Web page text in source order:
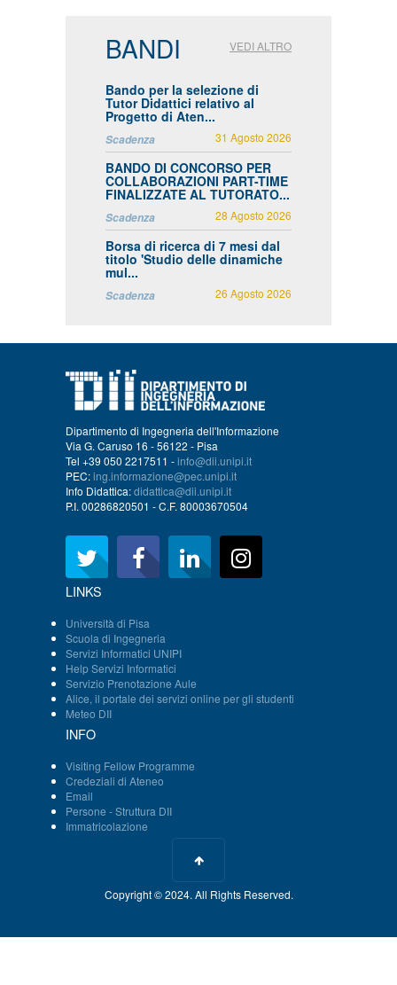
BANDI VEDI ALTRO
Bando per la selezione di
Tutor Didattici relativo al
Progetto di Aten...
Scadenza 31 Agosto 2026
BANDO DI CONCORSO PER
COLLABORAZIONI PART-TIME
FINALIZZATE AL TUTORATO...
Scadenza 28 Agosto 2026
Borsa di ricerca di 7 mesi dal
titolo 'Studio delle dinamiche
mul...
Scadenza 26 Agosto 2026
Dipartimento di Ingegneria dell'Informazione
Via G. Caruso 16 - 56122 - Pisa
Tel +39 050 2217511 -info@dii.unipi.it
PEC:ing.informazione@pec.unipi.it
Info Didattica:didattica@dii.unipi.it
P.I. 00286820501 - C.F. 80003670504
LINKS
Università di Pisa
Scuola di Ingegneria
Servizi Informatici UNIPI
Help Servizi Informatici
Servizio Prenotazione Aule
Alice, il portale dei servizi online per gli studenti
Meteo DII
INFO
Visiting Fellow Programme
Credeziali di Ateneo
Email
Persone - Struttura DII
Immatricolazione
Copyright © 2024. All Rights Reserved.